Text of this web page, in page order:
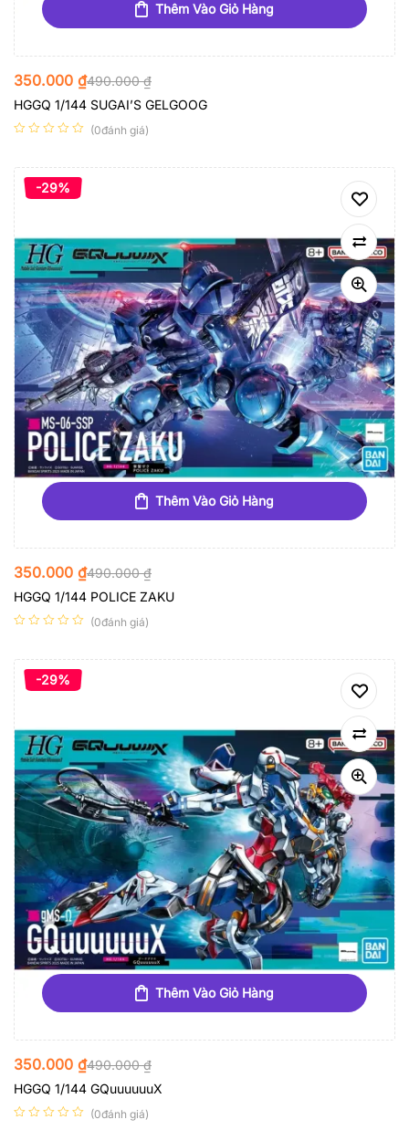
Thêm Vào Giỏ Hàng
490.000₫
350.000 ₫
HGGQ 1/144 SUGAI’S GELGOOG
(0đánh giá)
-29%
Thêm Vào Giỏ Hàng
490.000₫
350.000 ₫
HGGQ 1/144 POLICE ZAKU
(0đánh giá)
-29%
Thêm Vào Giỏ Hàng
490.000₫
350.000 ₫
HGGQ 1/144 GQuuuuuuX
(0đánh giá)